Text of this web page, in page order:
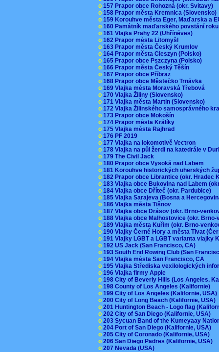
o 157 Prapor obce Rohozná (okr. Svitavy)
o 158 Prapor města Kremnica (Slovensko)
o 159 Korouhve města Eger, Maďarska a
o 160 Památník maďarského povstání
o 161 Vlajka Prahy 22 (Uhříněves)
o 162 Prapor města Litomyšl
o 163 Prapor města Český Krumlov
o 164 Prapor města Cieszyn (Polsko)
o 165 Prapor obce Pszczyna (Polsko)
o 166 Prapor města Český Těšín
o 167 Prapor obce Příbraz
o 168 Prapor obce Městečko Trnávka
o 169 Vlajka města Moravská Třebová
o 170 Vlajka Žiliny (Slovensko)
o 171 Vlajka města Martin (Slovensko)
o 172 Vlajka Žilinského samosprávného
o 173 Prapor obce Mokošín
o 174 Prapor města Králíky
o 175 Vlajka města Rajhrad
o 176 PF 2019
o 177 Vlajka na lokomotivě Vectron
o 178 Vlajka na půl žerdi na katedrále v
o 179 The Civil Jack
o 180 Prapor obce Vysoká nad Labem
o 181 Korouhve historických uherských
o 182 Prapor obce Librantice (okr. Hradec
o 183 Vlajka obce Bukovina nad Labem
o 184 Vlajka obce Dříteč (okr. Pardubice)
o 185 Vlajka Sarajeva (Bosna a
o 186 Vlajka města Tišnov
o 187 Vlajka obce Drásov (okr. Brno-
o 188 Vlajka obce Malhostovice (okr.
o 189 Vlajka města Kuřim (okr. Brno-
o 190 Vlajky Černé Hory a města Tivat
o 191 Vlajky LGBT a LGBT varianta vlajky
o 192 US Jack (San Francisco, CA)
o 193 South End Rowing Club (San
o 194 Vlajka města San Francisco, CA
o 195 Vlajka Střediska vexilologických
o 196 Vlajka firmy Apple
o 198 City of Beverly Hills (Los Angeles,
o 198 County of Los Angeles (Kalifornie)
o 199 City of Los Angeles (Kalifornie,
o 200 City of Long Beach (Kalifornie, USA)
o 201 Huntington Beach - Logo flag
o 202 City of San Diego (Kalifornie, USA)
o 203 Sycuan Band of the Kumeyaay
o 204 Port of San Diego (Kalifornie, USA)
o 205 City of Coronado (Kalifornie, USA)
o 206 San Diego Padres (Kalifornie, USA)
o 207 Nevada (USA)